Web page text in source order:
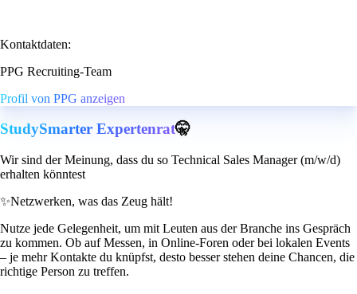
Kontaktdaten:
PPG Recruiting-Team
Profil von PPG anzeigen
StudySmarter Expertenrat🤫
Wir sind der Meinung, dass du so Technical Sales Manager (m/w/d)
erhalten könntest
✨Netzwerken, was das Zeug hält!
Nutze jede Gelegenheit, um mit Leuten aus der Branche ins Gespräch
zu kommen. Ob auf Messen, in Online-Foren oder bei lokalen Events
– je mehr Kontakte du knüpfst, desto besser stehen deine Chancen, die
richtige Person zu treffen.